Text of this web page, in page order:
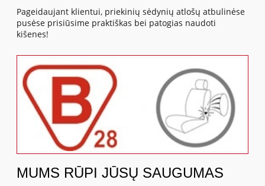
Pageidaujant klientui, priekinių sėdynių atlošų atbulinėse
pusėse prisiūsime praktiškas bei patogias naudoti
kišenes!
MUMS RŪPI JŪSŲ SAUGUMAS